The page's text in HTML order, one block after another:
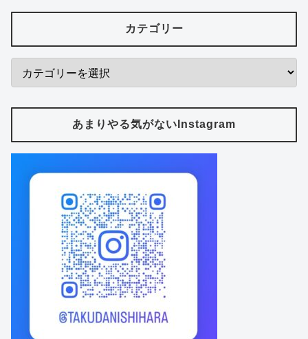
カテゴリー
あまりやる気がないInstagram